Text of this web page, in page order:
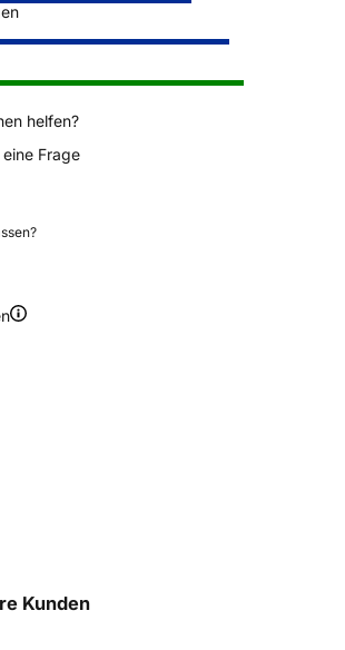
helfen?
Frage
Kunden